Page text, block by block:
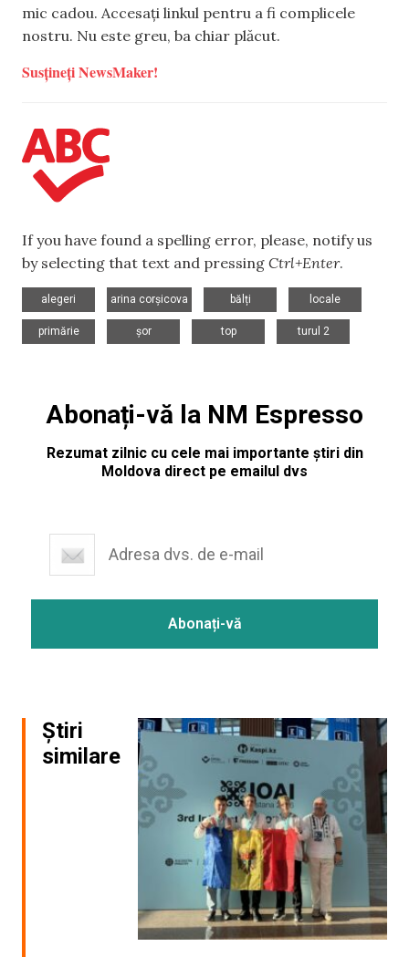
mic cadou. Accesați linkul pentru a fi complicele
nostru. Nu este greu, ba chiar plăcut.
Susțineți NewsMaker!
If you have found a spelling error, please, notify us
by selecting that text and pressing Ctrl+Enter.
alegeri
arina corșicova
bălți
locale
primărie
șor
top
turul 2
Abonați-vă la NM Espresso
Rezumat zilnic cu cele mai importante știri din
Moldova direct pe emailul dvs
Știri
similare